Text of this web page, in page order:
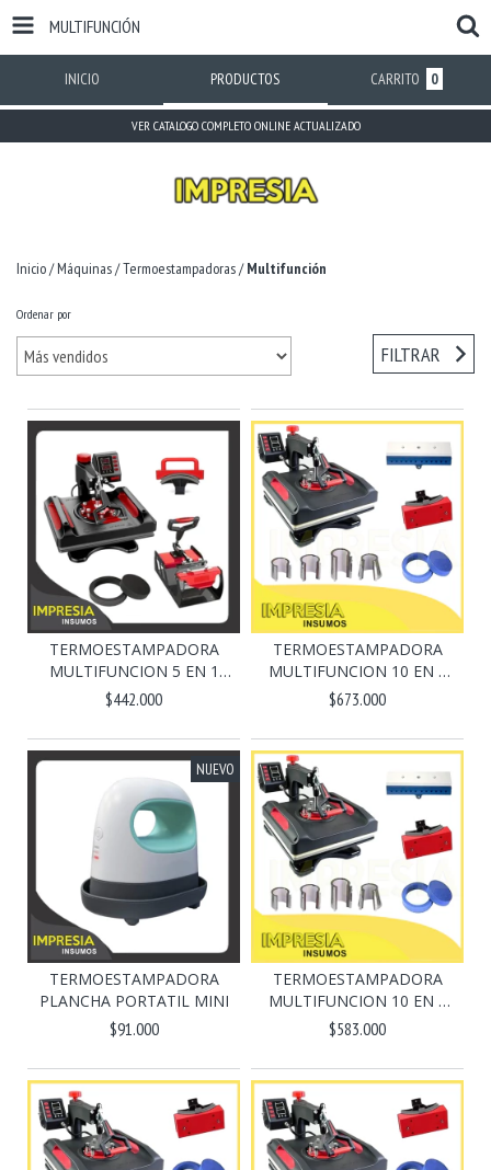
MULTIFUNCIÓN
INICIO PRODUCTOS CARRITO 0
VER CATALOGO COMPLETO ONLINE ACTUALIZADO
Inicio/ Máquinas/Termoestampadoras/ Multifunción
Ordenar por
FILTRAR
TERMOESTAMPADORA
MULTIFUNCION 5 EN 1
BAS...
$442.000
TERMOESTAMPADORA
MULTIFUNCION 10 EN 1
(B...
$673.000
NUEVO
TERMOESTAMPADORA
PLANCHA PORTATIL MINI
$91.000
TERMOESTAMPADORA
MULTIFUNCION 10 EN 1
(B...
$583.000